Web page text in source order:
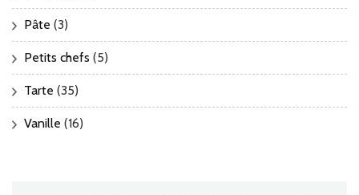
Pâte (3)
Petits chefs (5)
Tarte (35)
Vanille (16)